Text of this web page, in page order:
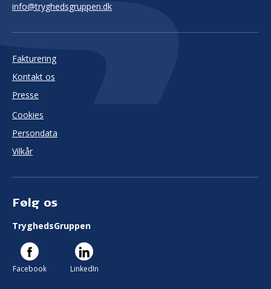
info@tryghedsgruppen.dk
Fakturering
Kontakt os
Presse
Cookies
Persondata
Vilkår
Følg os
TryghedsGruppen
Facebook LinkedIn